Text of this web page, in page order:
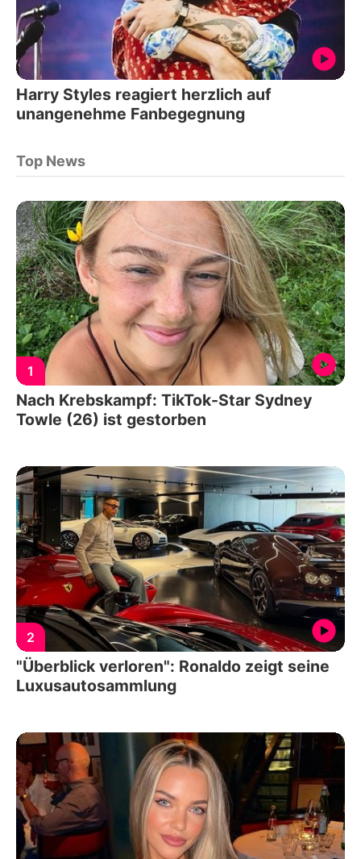
Harry Styles reagiert herzlich auf
unangenehme Fanbegegnung
Top News
1
Nach Krebskampf: TikTok-Star Sydney
Towle (26) ist gestorben
2
"Überblick verloren": Ronaldo zeigt seine
Luxusautosammlung